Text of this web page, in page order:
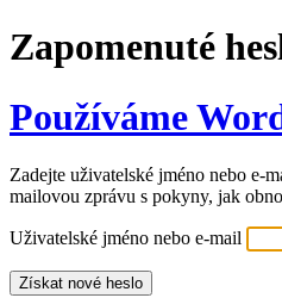
Zapomenuté
Používáme
Zadejte uživatelské jméno nebo e-
mailovou zprávu s pokyny, jak
Uživatelské jméno nebo e-mail